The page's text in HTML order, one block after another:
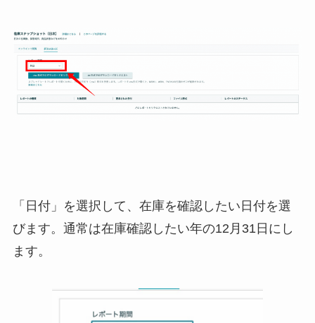
「日付」を選択して、在庫を確認したい日付を選
びます。通常は在庫確認したい年の12月31日にし
ます。